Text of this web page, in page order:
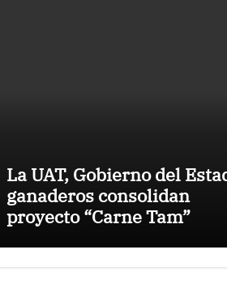
La UAT, Gobierno del
ganaderos consolidan
proyecto “Carne Tam”